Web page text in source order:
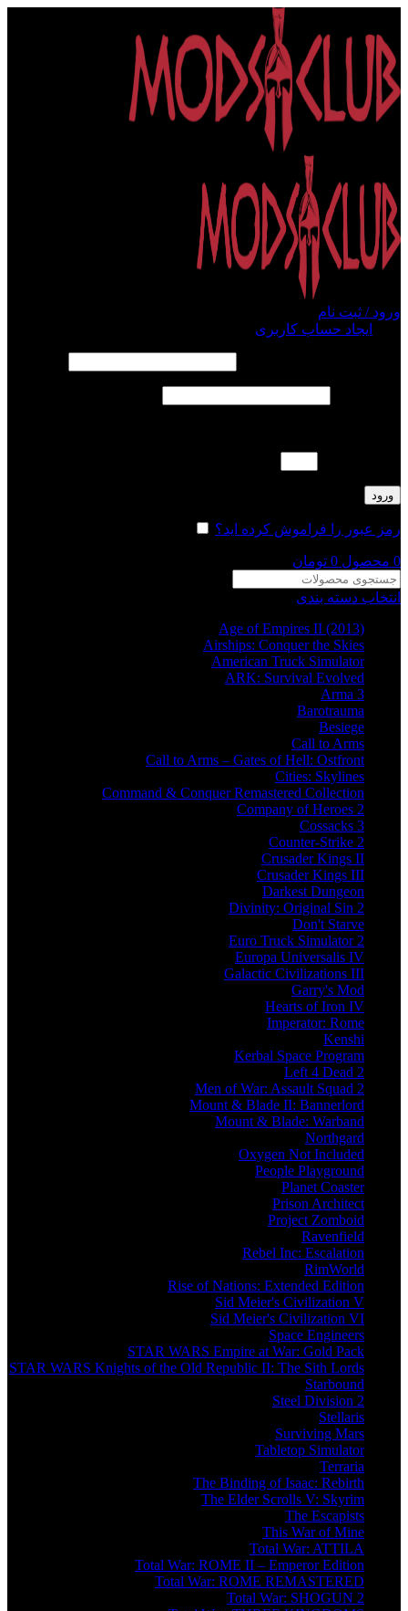
ورود / ثبت نام
ایجاد حساب کاربری
ورود
رمز عبور را فراموش کرده اید؟
0 محصول 0 تومان
انتخاب دسته بندی
Age of Empires II (2013)
Airships: Conquer the Skies
American Truck Simulator
ARK: Survival Evolved
Arma 3
Barotrauma
Besiege
Call to Arms
Call to Arms – Gates of Hell: Ostfront
Cities: Skylines
Command & Conquer Remastered Collection
Company of Heroes 2
Cossacks 3
Counter-Strike 2
Crusader Kings II
Crusader Kings III
Darkest Dungeon
Divinity: Original Sin 2
Don't Starve
Euro Truck Simulator 2
Europa Universalis IV
Galactic Civilizations III
Garry's Mod
Hearts of Iron IV
Imperator: Rome
Kenshi
Kerbal Space Program
Left 4 Dead 2
Men of War: Assault Squad 2
Mount & Blade II: Bannerlord
Mount & Blade: Warband
Northgard
Oxygen Not Included
People Playground
Planet Coaster
Prison Architect
Project Zomboid
Ravenfield
Rebel Inc: Escalation
RimWorld
Rise of Nations: Extended Edition
Sid Meier's Civilization V
Sid Meier's Civilization VI
Space Engineers
STAR WARS Empire at War: Gold Pack
STAR WARS Knights of the Old Republic II: The Sith Lords
Starbound
Steel Division 2
Stellaris
Surviving Mars
Tabletop Simulator
Terraria
The Binding of Isaac: Rebirth
The Elder Scrolls V: Skyrim
The Escapists
This War of Mine
Total War: ATTILA
Total War: ROME II – Emperor Edition
Total War: ROME REMASTERED
Total War: SHOGUN 2